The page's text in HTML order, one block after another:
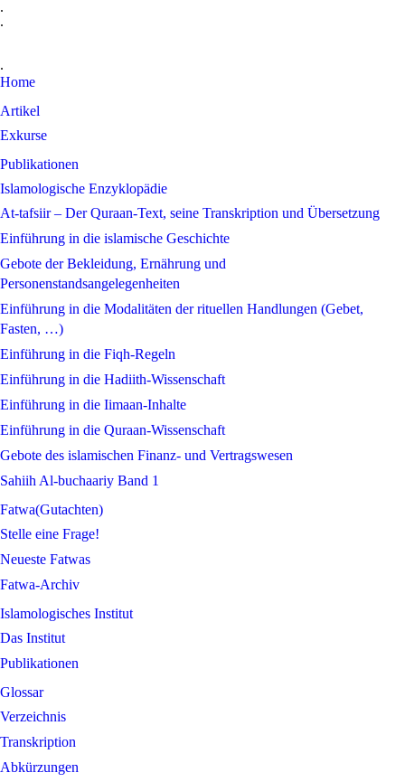
.
.
.
Home
Artikel
Exkurse
Publikationen
Islamologische Enzyklopädie
At-tafsiir – Der Quraan-Text, seine Transkription und Übersetzung
Einführung in die islamische Geschichte
Gebote der Bekleidung, Ernährung und
Personenstandsangelegenheiten
Einführung in die Modalitäten der rituellen Handlungen (Gebet,
Fasten, …)
Einführung in die Fiqh-Regeln
Einführung in die Hadiith-Wissenschaft
Einführung in die Iimaan-Inhalte
Einführung in die Quraan-Wissenschaft
Gebote des islamischen Finanz- und Vertragswesen
Sahiih Al-buchaariy Band 1
Fatwa(Gutachten)
Stelle eine Frage!
Neueste Fatwas
Fatwa-Archiv
Islamologisches Institut
Das Institut
Publikationen
Glossar
Verzeichnis
Transkription
Abkürzungen